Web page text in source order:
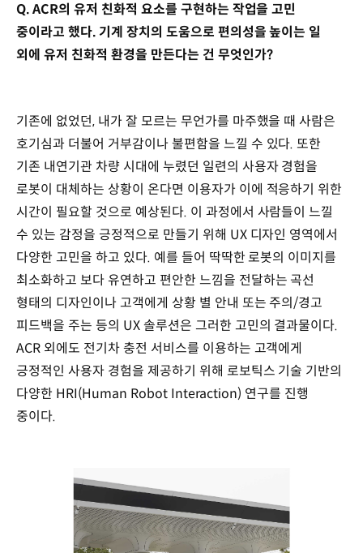
Q. ACR의 유저 친화적 요소를 구현하는 작업을 고민
중이라고 했다. 기계 장치의 도움으로 편의성을 높이는 일
외에 유저 친화적 환경을 만든다는 건 무엇인가?
기존에 없었던, 내가 잘 모르는 무언가를 마주했을 때 사람은
호기심과 더불어 거부감이나 불편함을 느낄 수 있다. 또한
기존 내연기관 차량 시대에 누렸던 일련의 사용자 경험을
로봇이 대체하는 상황이 온다면 이용자가 이에 적응하기 위한
시간이 필요할 것으로 예상된다. 이 과정에서 사람들이 느낄
수 있는 감정을 긍정적으로 만들기 위해 UX 디자인 영역에서
다양한 고민을 하고 있다. 예를 들어 딱딱한 로봇의 이미지를
최소화하고 보다 유연하고 편안한 느낌을 전달하는 곡선
형태의 디자인이나 고객에게 상황 별 안내 또는 주의/경고
피드백을 주는 등의 UX 솔루션은 그러한 고민의 결과물이다.
ACR 외에도 전기차 충전 서비스를 이용하는 고객에게
긍정적인 사용자 경험을 제공하기 위해 로보틱스 기술 기반의
다양한 HRI(Human Robot Interaction) 연구를 진행
중이다.